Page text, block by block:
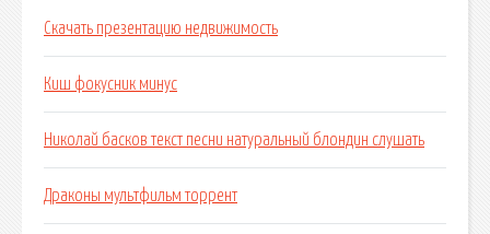
Скачать презентацию недвижимость
Киш фокусник минус
Николай басков текст песни натуральный блондин слушать
Драконы мультфильм торрент